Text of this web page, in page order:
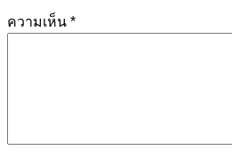
ความเห็น *